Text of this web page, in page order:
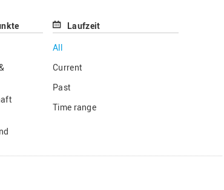
Laufzeit
All
Current
Past
Time range